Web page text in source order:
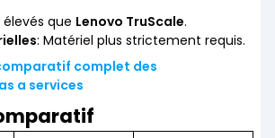
que Lenovo TruScale.
: Matériel plus strictement requis.
complet des
a services